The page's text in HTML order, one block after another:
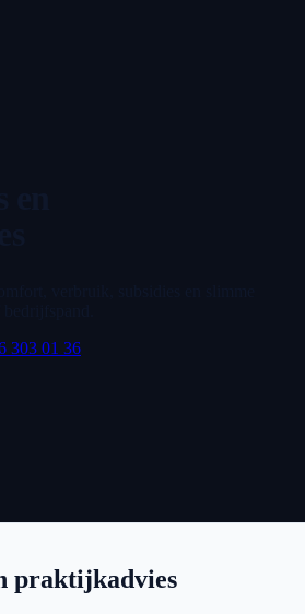
303 01 36
praktijkadvies